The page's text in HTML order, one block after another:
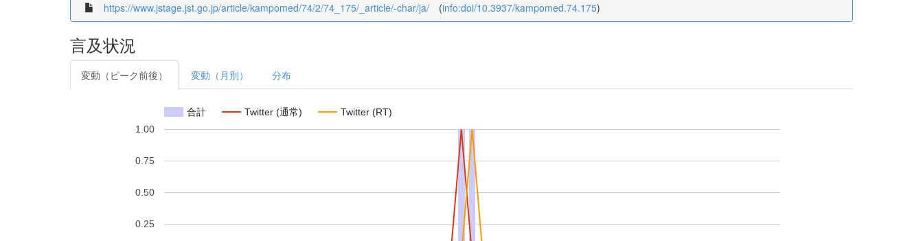
https://www.jstage.jst.go.jp/article/kampomed/74/2/74_175/_article/-char/ja/ (info:doi/10.3937/kampomed.74.175)
言及状況
変動（ピーク前後） 変動（月別） 分布
合計 Twitter (通常) Twitter (RT)
0.25
0.50
0.75
1.00